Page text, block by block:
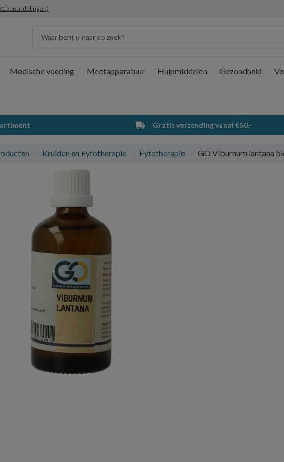
beoordelingen)
Medische voeding Meetapparatuur Hulpmiddelen Gezondheid
Gratis verzending vanaf €50,-
Kruiden en Fytotherapie Fytotherapie GO Viburnum lantana